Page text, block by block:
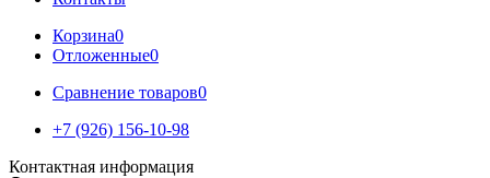
Корзина0
Отложенные0
Сравнение товаров0
+7 (926) 156-10-98
Контактная информация